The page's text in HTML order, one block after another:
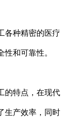
各种精密的医疗
和可靠性。
的特点，在现代
生产效率，同时